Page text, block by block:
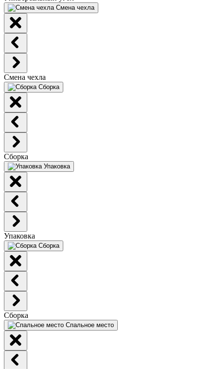
Смена чехла
Смена чехла
Сборка
Сборка
Упаковка
Упаковка
Сборка
Сборка
Спальное место